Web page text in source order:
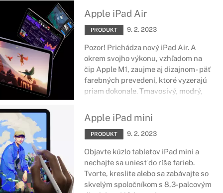
využívanie niektorých aplikácií či
samotného tabletu.
Apple iPad Air
PRODUKT 9. 2. 2023
Pozor! Prichádza nový iPad Air. A
okrem svojho výkonu, vzhľadom na
čip Apple M1, zaujme aj dizajnom - päť
farebných prevedení, ktoré vyzerajú
priam dokonale. Tmavosivý, modrý,
padol do oka vám? A to nie je všetko,
už ste počuli o jeho výbave?
Apple iPad mini
PRODUKT 9. 2. 2023
Objavte kúzlo tabletov iPad mini a
nechajte sa uniesť do ríše farieb.
Tvorte, kreslite alebo sa zabávajte so
skvelým spoločníkom s 8,3-palcovým